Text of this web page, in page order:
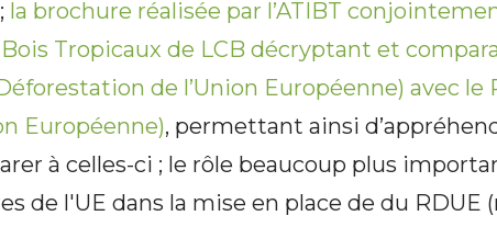
la brochure réalisée par l’ATIBT
Tropicaux de LCB décryptant et
de l’Union Européenne) avec le
Européenne), permettant ainsi
à celles-ci ; le rôle beaucoup plus
de l'UE dans la mise en place de du RDUE